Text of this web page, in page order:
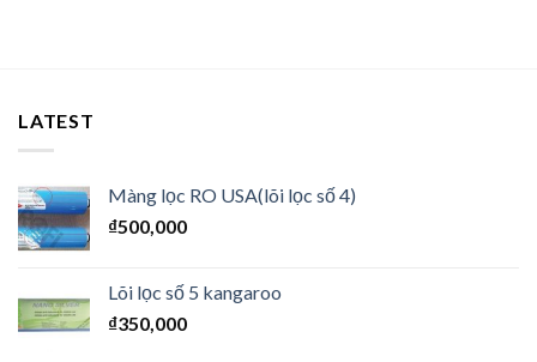
LATEST
Màng lọc RO USA(lõi lọc số 4)
₫500,000
Lõi lọc số 5 kangaroo
₫350,000